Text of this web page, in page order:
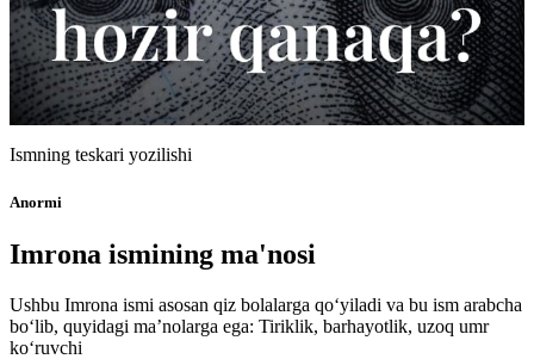
Ismning teskari yozilishi
Anormi
Imrona ismining ma'nosi
Ushbu Imrona ismi asosan qiz bolalarga qo‘yiladi va bu ism arabcha
bo‘lib, quyidagi ma’nolarga ega: Tiriklik, barhayotlik, uzoq umr
ko‘ruvchi